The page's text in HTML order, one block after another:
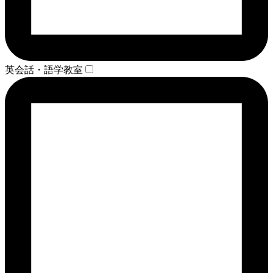
英会話・語学教室